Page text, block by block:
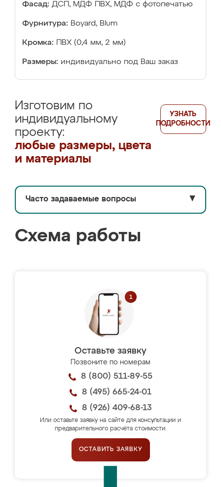
Фасад: ДСП, МДФ ПВХ, МДФ с фотопечатью
Фурнитура: Boyard, Blum
Кромка: ПВХ (0,4 мм, 2 мм)
Размеры: индивидуально под Ваш заказ
Изготовим по
индивидуальному
проекту:
любые размеры, цвета
и материалы
УЗНАТЬ
ПОДРОБНОСТИ
Часто задаваемые вопросы ▼
Схема работы
Оставьте заявку
Позвоните по номерам
8 (800) 511-89-55
8 (495) 665-24-01
8 (926) 409-68-13
Или оставьте заявку на сайте для консультации и
предварительного расчёта стоимости.
ОСТАВИТЬ ЗАЯВКУ